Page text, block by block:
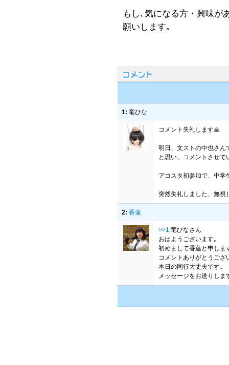
もし､気になる方・興味が
願いします｡
1: 竜ひな
コメント失礼します🙏
明日、文ストの中也さん
と思い、コメントさせて
アコスタ初参加で、中
突然失礼しました、無
2: 香蓮
>>1:竜ひなさん
おはようございます｡
初めまして香蓮と申しま
コメントありがとうござ
本日の同行大丈夫です｡
メッセージをお送りしま